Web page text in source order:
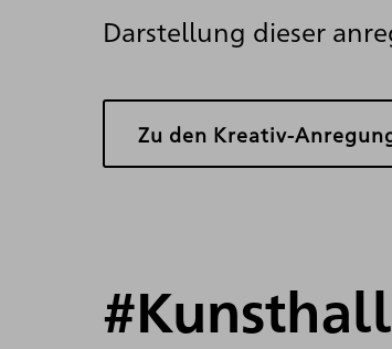
Darstellung dieser
Zu den Kreativ-